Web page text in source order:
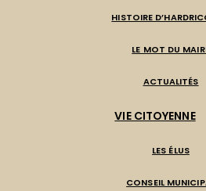
HISTOIRE
LE MOT DU
ACTUALITÉS
VIE CITOYENNE
LES ÉLUS
CONSEIL